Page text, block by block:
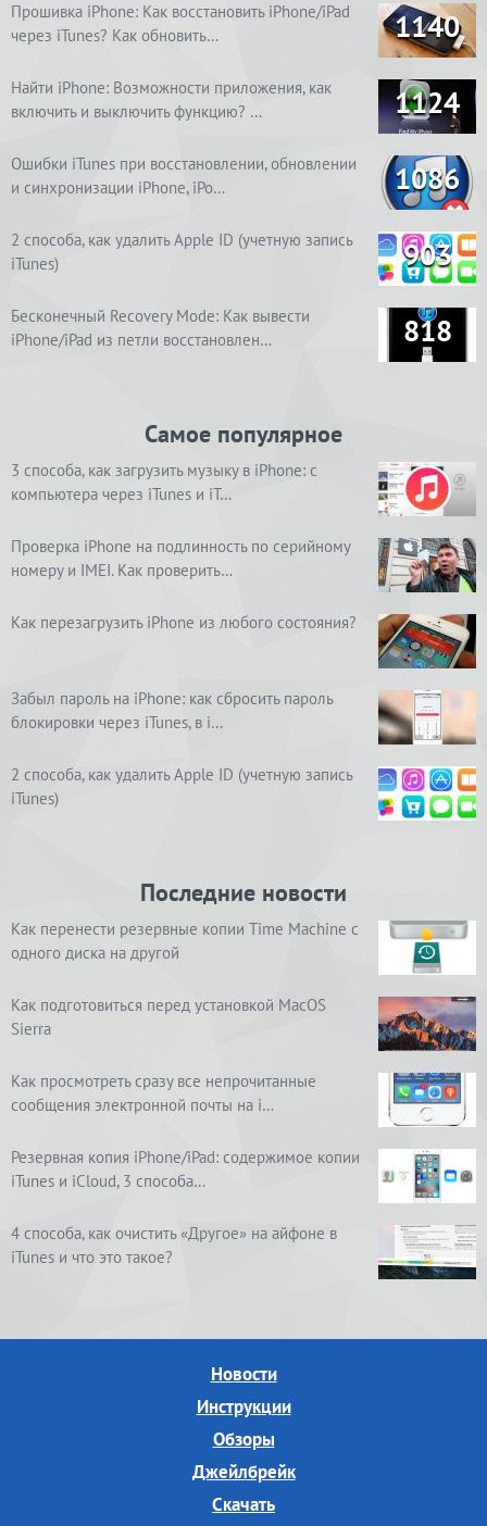
Прошивка iPhone: Как восстановить iPhone/iPad
через iTunes? Как обновить…
1140
Найти iPhone: Возможности приложения, как
включить и выключить функцию? …
1124
Ошибки iTunes при восстановлении, обновлении
и синхронизации iPhone, iPo…
1086
2 способа, как удалить Apple ID (учетную запись
iTunes)
903
Бесконечный Recovery Mode: Как вывести
iPhone/iPad из петли восстановлен…
818
Самое популярное
3 способа, как загрузить музыку в iPhone: с
компьютера через iTunes и iT…
Проверка iPhone на подлинность по серийному
номеру и IMEI. Как проверить…
Как перезагрузить iPhone из любого состояния?
Забыл пароль на iPhone: как сбросить пароль
блокировки через iTunes, в i…
2 способа, как удалить Apple ID (учетную запись
iTunes)
Последние новости
Как перенести резервные копии Time Machine с
одного диска на другой
Как подготовиться перед установкой MacOS
Sierra
Как просмотреть сразу все непрочитанные
сообщения электронной почты на i…
Резервная копия iPhone/iPad: содержимое копии
iTunes и iCloud, 3 способа…
4 способа, как очистить «Другое» на айфоне в
iTunes и что это такое?
Новости
Инструкции
Обзоры
Джейлбрейк
Скачать